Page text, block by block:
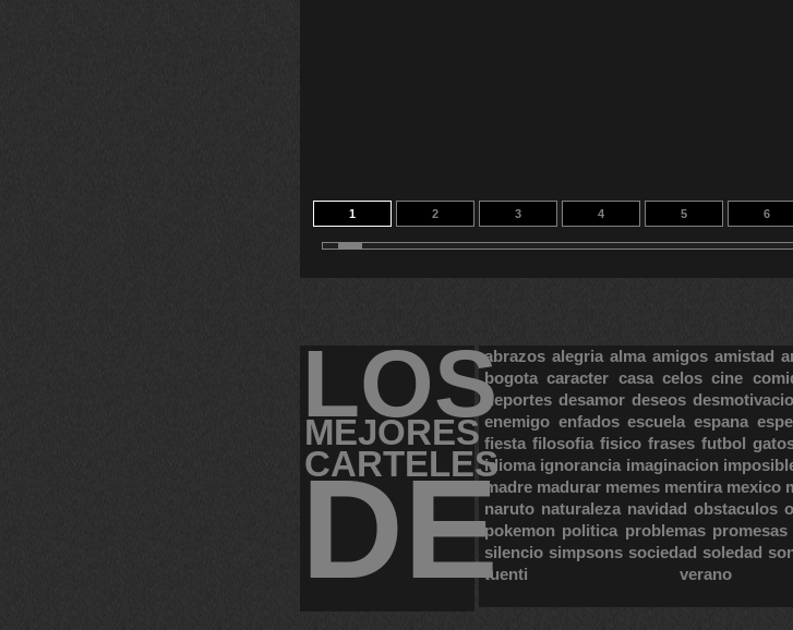
1 2 3 4 5 6
11 12 13 14 30
LOS
MEJORES
CARTELES
DE
abrazos alegria alma amigos amistad
bogota caracter casa celos cine
deportes desamor deseos
enemigo enfados escuela espana
fiesta filosofia fisico frases futbol
idioma ignorancia imaginacion
madre madurar memes mentira mexico
naruto naturaleza navidad obstaculos
pokemon politica problemas promesas
silencio simpsons sociedad soledad
tuenti
verano